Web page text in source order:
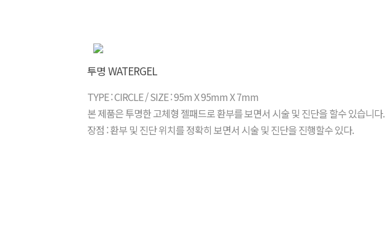
투명 WATERGEL
TYPE : CIRCLE / SIZE : 95m X 95mm X 7mm
본 제품은 투명한 고체형 젤패드로 환부를 보면서 시술 및 진단을 할수 있습니다.
장점 : 환부 및 진단 위치를 정확히 보면서 시술 및 진단을 진행할수 있다.